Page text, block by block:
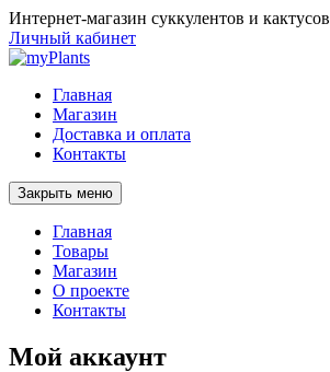
Интернет-магазин суккулентов и кактусов
Личный кабинет
Главная
Магазин
Доставка и оплата
Контакты
Закрыть меню
Главная
Товары
Магазин
О проекте
Контакты
Мой аккаунт